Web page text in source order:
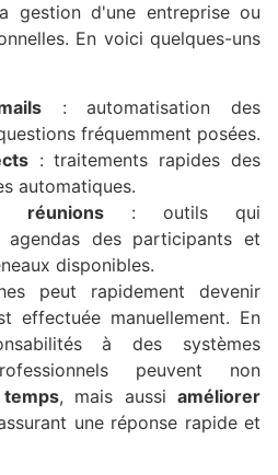
gestion d'une entreprise ou
En voici quelques-uns
: automatisation des
fréquemment posées.
: traitements rapides des
automatiques.
réunions : outils qui
agendas des participants et
disponibles.
peut rapidement devenir
effectuée manuellement. En
à des systèmes
peuvent non
, mais aussiaméliorer
une réponse rapide et